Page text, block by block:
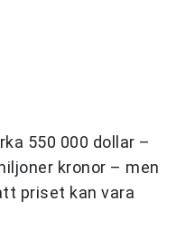
550 000 dollar –
kronor – men
priset kan vara